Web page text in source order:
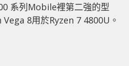
系列Mobile裡第二強的型
8用於Ryzen 7 4800U。